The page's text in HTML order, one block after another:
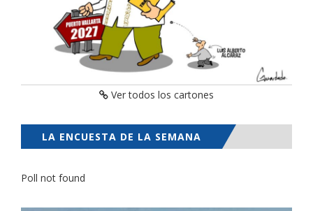
Ver todos los cartones
LA ENCUESTA DE LA SEMANA
Poll not found